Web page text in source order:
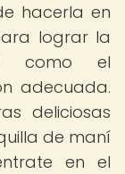
hacerla en
lograr la
como el
adecuada.
deliciosas
de maní
en el